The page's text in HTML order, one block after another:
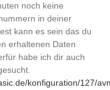
noch keine
in deiner
kann es sein das du
erhaltenen Daten
habe ich dir auch
konfiguration/127/